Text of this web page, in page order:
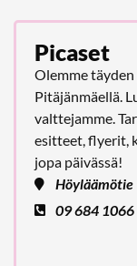
Picaset
Olemme
Pitäjänmäellä.
valttejamme.
esitteet, flyerit,
jopa päivässä!
Höyläämötie
09 684 1066